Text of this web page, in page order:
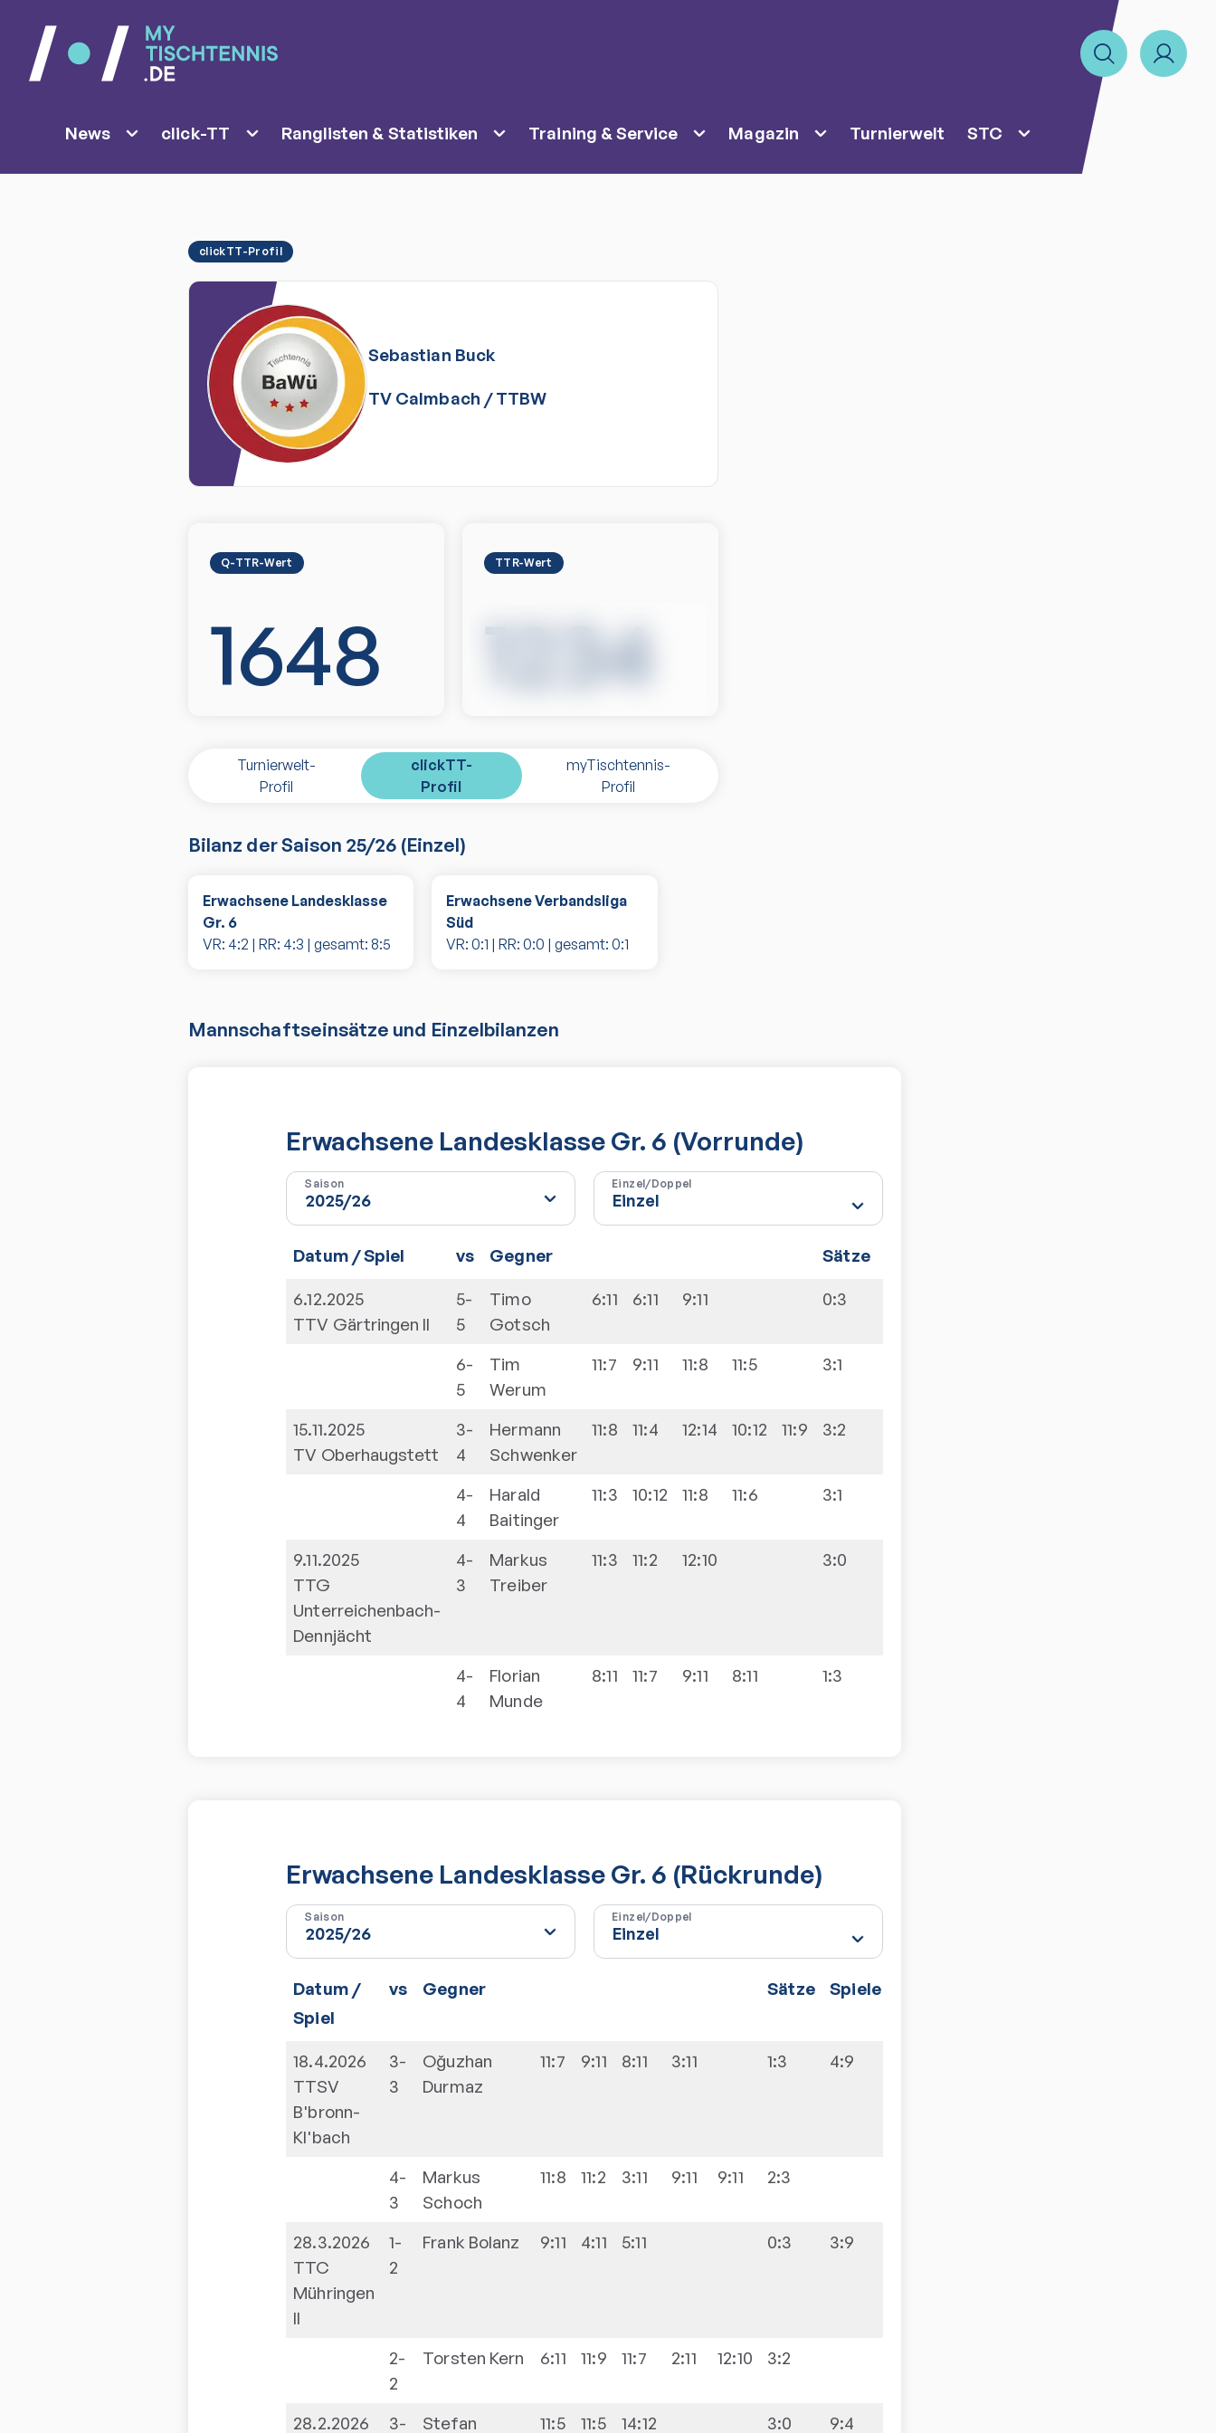
News click-TT Ranglisten & Statistiken Training & Service Magazin Turnierwelt STC
clickTT-Profil
Sebastian Buck
TV Calmbach /TTBW
Q-TTR-Wert
1648
TTR-Wert
1234
Turnierwelt-
Profil
clickTT-
Profil
myTischtennis-
Profil
Bilanz der Saison 25/26 (Einzel)
Erwachsene Landesklasse
Gr. 6
VR: 4:2 | RR: 4:3 | gesamt: 8:5
Erwachsene Verbandsliga
Süd
VR:0:1 | RR: 0:0 | gesamt: 0:1
Mannschaftseinsätze und Einzelbilanzen
Erwachsene Landesklasse Gr. 6 (Vorrunde)
Saison Einzel/Doppel
Datum / Spiel vs Gegner Sätze
6.12.2025
TTV Gärtringen II
5-
5
Timo
Gotsch
6:11 6:11 9:11 0:3
6-
5
Tim
Werum
11:7 9:11 11:8 11:5 3:1
15.11.2025
TV Oberhaugstett
3-
4
Hermann
Schwenker
11:8 11:4 12:14 10:12 11:9 3:2
4-
4
Harald
Baitinger
11:3 10:12 11:8 11:6 3:1
9.11.2025
TTG
Unterreichenbach-
Dennjächt
4-
3
Markus
Treiber
11:3 11:2 12:10 3:0
4-
4
Florian
Munde
8:11 11:7 9:11 8:11 1:3
Erwachsene Landesklasse Gr. 6 (Rückrunde)
Saison Einzel/Doppel
Datum /
Spiel
vs Gegner Sätze Spiele
18.4.2026
TTSV
B'bronn-
Kl'bach
3-
3
Oğuzhan
Durmaz
11:7 9:11 8:11 3:11 1:3 4:9
4-
3
Markus
Schoch
11:8 11:2 3:11 9:11 9:11 2:3
28.3.2026
TTC
Mühringen
II
1-
2
Frank Bolanz 9:11 4:11 5:11 0:3 3:9
2-
2
Torsten Kern 6:11 11:9 11:7 2:11 12:10 3:2
28.2.2026 3- Stefan 11:5 11:5 14:12 3:0 9:4